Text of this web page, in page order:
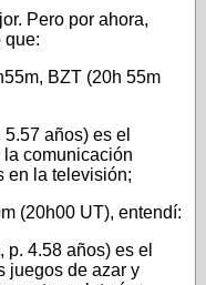
Pero por ahora,
que:
BZT (20h 55m
5.57 años) es el
comunicación
en la televisión;
(20h00 UT), entendí:
p. 4.58 años) es el
juegos de azar y